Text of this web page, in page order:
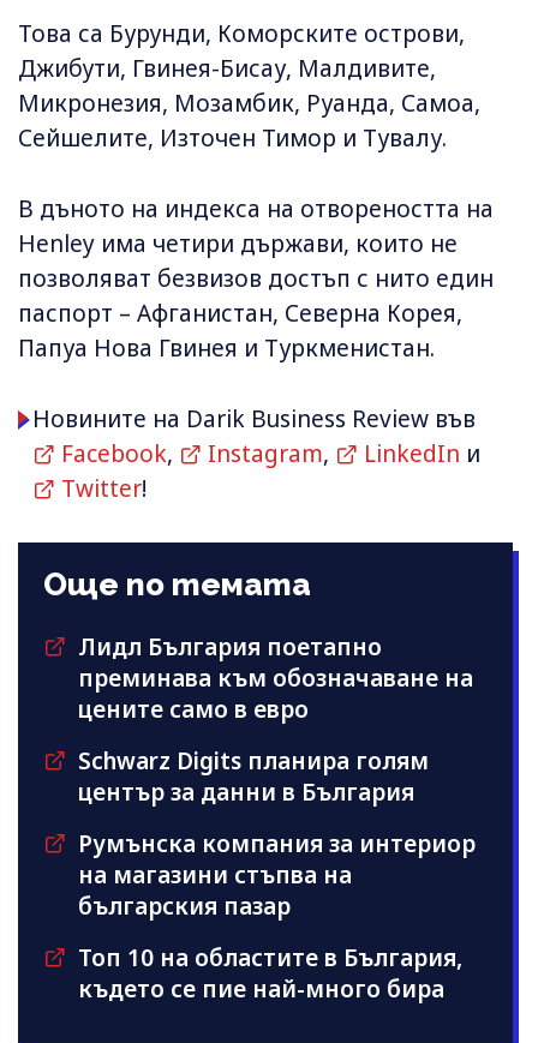
Това са Бурунди, Коморските острови,
Джибути, Гвинея-Бисау, Малдивите,
Микронезия, Мозамбик, Руанда, Самоа,
Сейшелите, Източен Тимор и Тувалу.
В дъното на индекса на отвореността на
Henley има четири държави, които не
позволяват безвизов достъп с нито един
паспорт – Афганистан, Северна Корея,
Папуа Нова Гвинея и Туркменистан.
Новините на Darik Business Review във
Facebook, Instagram, LinkedIn и
Twitter!
Още по темата
Лидл България поетапно
преминава към обозначаване на
цените само в евро
Schwarz Digits планира голям
център за данни в България
Румънска компания за интериор
на магазини стъпва на
българския пазар
Топ 10 на областите в България,
където се пие най-много бира